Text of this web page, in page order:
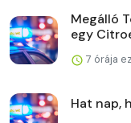
Megálló
egy
7 órája
Hat nap,